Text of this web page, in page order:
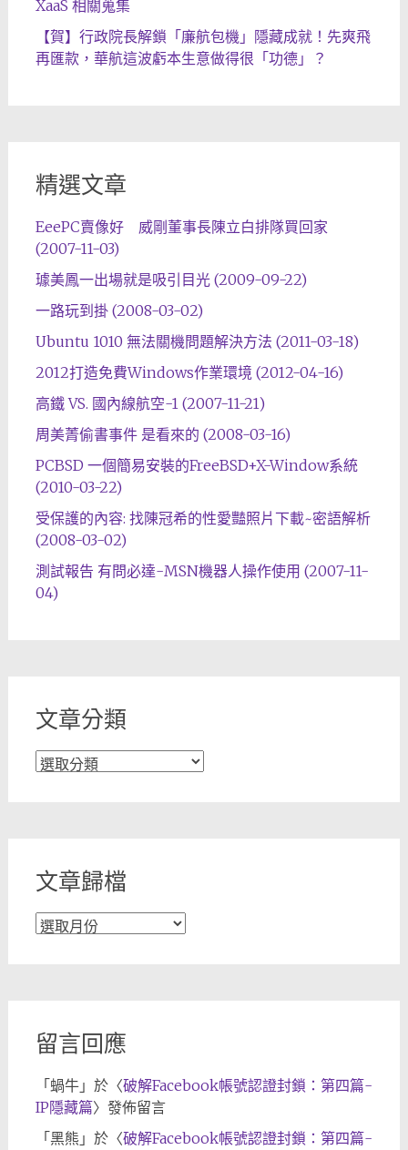
XaaS 相關蒐集
【賀】行政院長解鎖「廉航包機」隱藏成就！先爽飛
再匯款，華航這波虧本生意做得很「功德」？
精選文章
EeePC賣像好 威剛董事長陳立白排隊買回家
(2007-11-03)
璩美鳳一出場就是吸引目光 (2009-09-22)
一路玩到掛 (2008-03-02)
Ubuntu 1010 無法關機問題解決方法 (2011-03-18)
2012打造免費Windows作業環境 (2012-04-16)
高鐵 VS. 國內線航空-1 (2007-11-21)
周美菁偷書事件 是看來的 (2008-03-16)
PCBSD 一個簡易安裝的FreeBSD+X-Window系統
(2010-03-22)
受保護的內容: 找陳冠希的性愛豔照片下載~密語解析
(2008-03-02)
測試報告 有問必達-MSN機器人操作使用 (2007-11-
04)
文章分類
文
文章歸檔
文
留言回應
「 蝸牛」於〈破解Facebook帳號認證封鎖：第四篇-
IP隱藏篇〉發佈留言
「 黑熊 」於〈破解Facebook帳號認證封鎖：第四篇-